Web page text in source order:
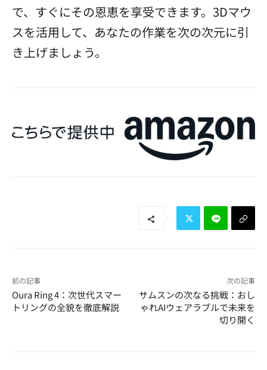
で、すぐにその恩恵を享受できます。3Dマウ
スを活用して、あなたの作業を次の次元に引
き上げましょう。
前の記事
Oura Ring 4：次世代スマー
トリングの全貌を徹底解説
次の記事
サムスンの次なる挑戦：おし
ゃれAIウェアラブルで未来を
切り開く